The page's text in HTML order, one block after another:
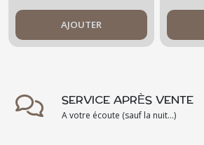
AJOUTER
-
SERVICE APRÈS VENTE
A votre écoute (sauf la nuit...)